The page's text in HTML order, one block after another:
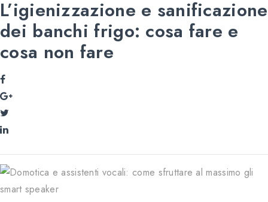
L’igienizzazione e sanificazione
dei banchi frigo: cosa fare e
cosa non fare